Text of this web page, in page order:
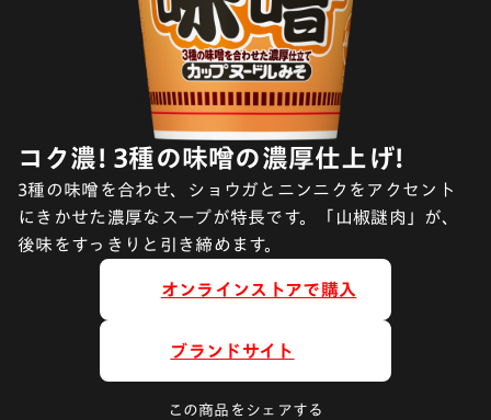
コク濃! 3種の味噌の濃厚仕上げ!
3種の味噌を合わせ、ショウガとニンニクをアクセント
にきかせた濃厚なスープが特長です。「山椒謎肉」が、
後味をすっきりと引き締めます。
オンラインストアで購入
ブランドサイト
この商品をシェアする